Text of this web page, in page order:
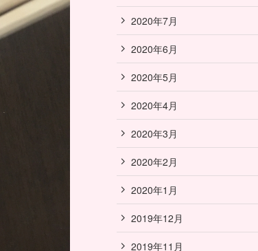
2020年7月
2020年6月
2020年5月
2020年4月
2020年3月
2020年2月
2020年1月
2019年12月
2019年11月